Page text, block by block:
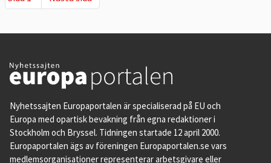
Nyhetssajten Europaportalen är specialiserad på EU och
Europa med opartisk bevakning från egna redaktioner i
Stockholm och Bryssel. Tidningen startade 12 april 2000.
Europaportalen ägs av föreningen Europaportalen.se vars
medlemsorganisationer representerar arbetsgivare eller